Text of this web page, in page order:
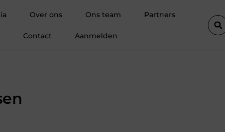
Over ons Ons team Partners
Contact Aanmelden